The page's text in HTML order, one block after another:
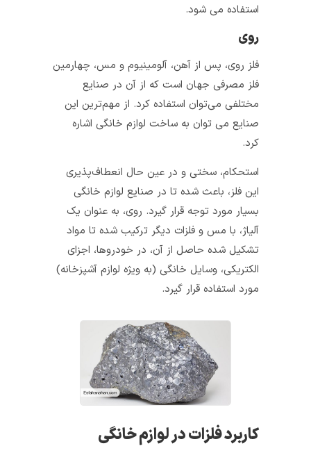
استفاده می شود.
فلز روی، پس از آهن، آلومینیوم و مس، چهارمین
فلز مصرفی جهان است که از آن در صنایع
مختلفی می‌توان استفاده کرد. از مهم‌ترین این
صنایع می‌ توان به ساخت لوازم خانگی اشاره
استحکام، سختی و در عین حال انعطاف‌پذیری
این فلز، باعث شده تا در صنایع لوازم خانگی
بسیار مورد توجه قرار گیرد. روی، به عنوان یک
آلیاژ، با مس و فلزات دیگر ترکیب شده تا مواد
تشکیل‌ شده‌ حاصل از آن، در خودروها، اجزای
الکتریکی، وسایل خانگی (به ویژه لوازم آشپزخانه)
مورد استفاده قرار گیرد.
کاربرد فلزات در لوازم خانگی